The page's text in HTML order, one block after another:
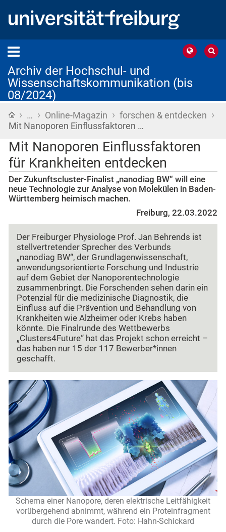
Archiv der Hochschul- und
Wissenschaftskommunikation (bis
08/2024)
Startseite
› … › Online-Magazin › forschen & entdecken ›
Mit Nanoporen Einflussfaktoren …
Mit Nanoporen Einflussfaktoren
für Krankheiten entdecken
Der Zukunftscluster-Finalist „nanodiag BW“ will eine
neue Technologie zur Analyse von Molekülen in Baden-
Württemberg heimisch machen.
Freiburg, 22.03.2022
Der Freiburger Physiologe Prof. Jan Behrends ist
stellvertretender Sprecher des Verbunds
„nanodiag BW“, der Grundlagenwissenschaft,
anwendungsorientierte Forschung und Industrie
auf dem Gebiet der Nanoporentechnologie
zusammenbringt. Die Forschenden sehen darin ein
Potenzial für die medizinische Diagnostik, die
Einfluss auf die Prävention und Behandlung von
Krankheiten wie Alzheimer oder Krebs haben
könnte. Die Finalrunde des Wettbewerbs
„Clusters4Future“ hat das Projekt schon erreicht –
das haben nur 15 der 117 Bewerber*innen
geschafft.
Schema einer Nanopore, deren elektrische Leitfähigkeit
vorübergehend abnimmt, während ein Proteinfragment
durch die Pore wandert. Foto: Hahn-Schickard